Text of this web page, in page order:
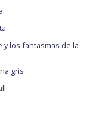
y los fantasmas de la
gris